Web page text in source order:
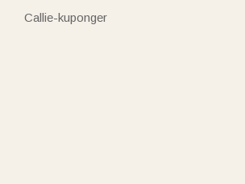
Callie-kuponger